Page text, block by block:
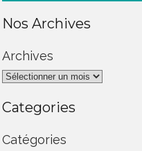
Nos Archives
Archives
Categories
Catégories